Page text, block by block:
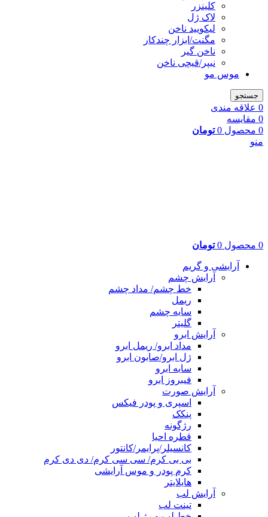
کلینزر
لاک ژل
لیکوييد ناخن
مگنت/ابزار چندکار
ناخن گیر
نیپر/قیچی ناخن
موس مو
جستجو
0 علاقه مندی
0 مقایسه
0 محصول 0 تومان
منو
0 محصول 0 تومان
آرایشی و گریم
آرایش چشم
خط چشم/ مداد چشم
ریمل
سایه چشم
گلیتر
آرایش ابرو
مداد ابرو/ ریمل ابرو
ژل ابرو/صابون ابرو
سایه ابرو
فیبروز ابرو
آرایش صورت
اسپری و پودر فیکس
پنکک
رژگونه
قطره احیا
کانسیلر/پرایمر/کانتور
بی بی کرم/ سی سی کرم/ دی دی کرم
کرم پودر و موس آرایشی
هایلایتر
آرایش لب
تینت لب